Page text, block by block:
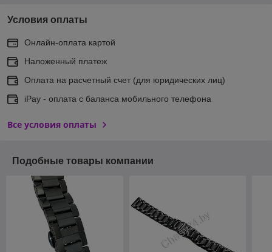
Условия оплаты
Онлайн-оплата картой
Наложенный платеж
Оплата на расчетный счет (для юридических лиц)
iPay - оплата с баланса мобильного телефона
Все условия оплаты
Подобные товары компании